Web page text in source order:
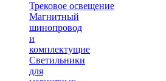
Трековое освещение
Магнитный
шинопровод
и
комплектущие
Светильники
для